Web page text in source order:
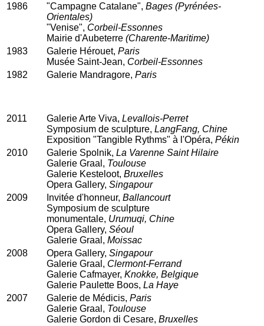
1986
"Campagne Catalane", Bages (Pyrénées-
Orientales)
"Venise", Corbeil-Essonnes
Mairie d'Aubeterre (Charente-Maritime)
1983
Galerie Hérouet, Paris
Musée Saint-Jean, Corbeil-Essonnes
1982
Galerie Mandragore, Paris
2011 Galerie Arte Viva, Levallois-Perret
Symposium de sculpture, LangFang, Chine
Exposition "Tangible Rythms" à l'Opéra, Pékin
2010
Galerie Spolnik, La Varenne Saint Hilaire
Galerie Graal, Toulouse
Galerie Kesteloot, Bruxelles
Opera Gallery, Singapour
2009
Invitée d'honneur, Ballancourt
Symposium de sculpture
monumentale, Urumuqi, Chine
Opera Gallery, Séoul
Galerie Graal, Moissac
2008
Opera Gallery, Singapour
Galerie Graal, Clermont-Ferrand
Galerie Cafmayer, Knokke, Belgique
Galerie Paulette Boos, La Haye
2007
Galerie de Médicis, Paris
Galerie Graal, Toulouse
Galerie Gordon di Cesare, Bruxelles